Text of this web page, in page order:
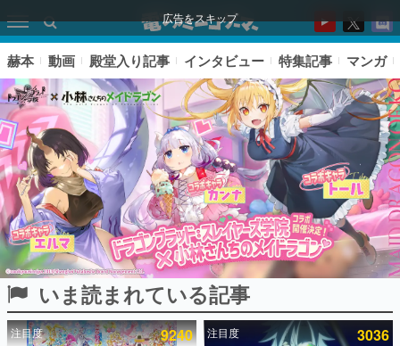
広告をスキップ
ピックアップ
赫本 動画 殿堂入り記事 インタビュー 特集記事 マンガ
いま読まれている記事
注目度 9240 注目度 3036